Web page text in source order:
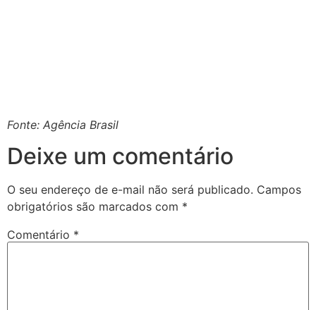
Fonte: Agência Brasil
Deixe um comentário
O seu endereço de e-mail não será publicado. Campos
obrigatórios são marcados com *
Comentário *